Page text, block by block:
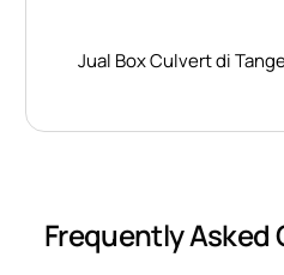
Jual Box Culvert di
Frequently Asked